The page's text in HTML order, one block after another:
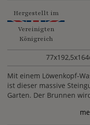
Hergestellt im
Vereinigten
Königreich
Mit einem Löwenkopf-
ist dieser massive
Garten. Der Brunnen